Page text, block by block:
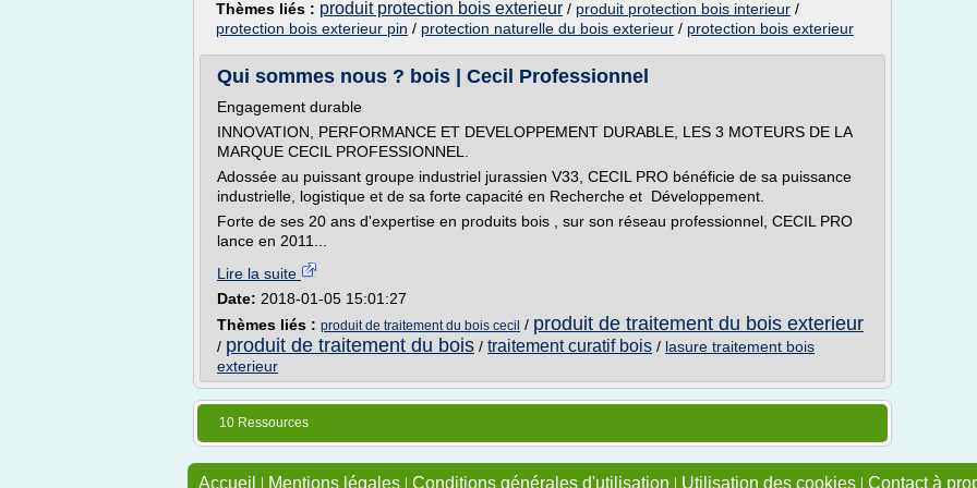
Thèmes liés : produit protection bois exterieur / produit protection bois interieur /
protection bois exterieur pin / protection naturelle du bois exterieur / protection bois exterieur
Qui sommes nous ? bois | Cecil Professionnel
Engagement durable
INNOVATION, PERFORMANCE ET DEVELOPPEMENT DURABLE, LES 3 MOTEURS DE LA
MARQUE CECIL PROFESSIONNEL.
Adossée au puissant groupe industriel jurassien V33, CECIL PRO bénéficie de sa puissance
industrielle, logistique et de sa forte capacité en Recherche et Développement.
Forte de ses 20 ans d'expertise en produits bois , sur son réseau professionnel, CECIL PRO
lance en 2011...
Lire la suite
Date: 2018-01-05 15:01:27
Thèmes liés : produit de traitement du bois cecil / produit de traitement du bois exterieur
/ produit de traitement du bois / traitement curatif bois / lasure traitement bois
exterieur
10 Ressources
Accueil | Mentions légales | Conditions générales d'utilisation | Utilisation des cookies | Contact à